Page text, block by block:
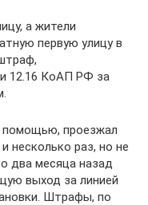
а жители
первую улицу в
12.16 КоАП РФ за
помощью, проезжал
несколько раз, но не
два месяца назад
выход за линией
Штрафы, по